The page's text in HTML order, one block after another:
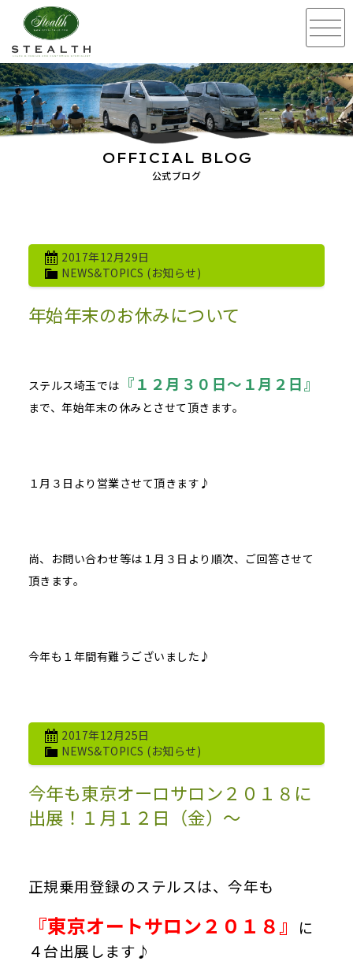
公式ブログ
OFFICIAL BLOG
2017年12月29日
NEWS&TOPICS (お知らせ)
年始年末のお休みについて
ステルス埼玉では 『１２月３０日～１月２日』
まで、年始年末の休みとさせて頂きます。
１月３日より営業させて頂きます♪
尚、お問い合わせ等は１月３日より順次、ご回答させて
頂きます。
今年も１年間有難うございました♪
2017年12月25日
NEWS&TOPICS (お知らせ)
今年も東京オーロサロン２０１８に
出展！１月１２日（金）～
正規乗用登録のステルスは、今年も
『東京オートサロン２０１８』
に
４台出展します♪